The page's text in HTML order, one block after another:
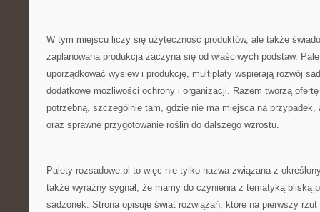
W tym miejscu liczy się użyteczność produktów, ale także
zaplanowana produkcja zaczyna się od właściwych podstaw.
uporządkować wysiew i produkcję, multiplaty wspierają rozwój
dodatkowe możliwości ochrony i organizacji. Razem tworzą
potrzebną, szczególnie tam, gdzie nie ma miejsca na
oraz sprawne przygotowanie roślin do dalszego wzrostu.
Palety-rozsadowe.pl to więc nie tylko nazwa związana z
także wyraźny sygnał, że mamy do czynienia z tematyką bliską
sadzonek. Strona opisuje świat rozwiązań, które na pierwszy